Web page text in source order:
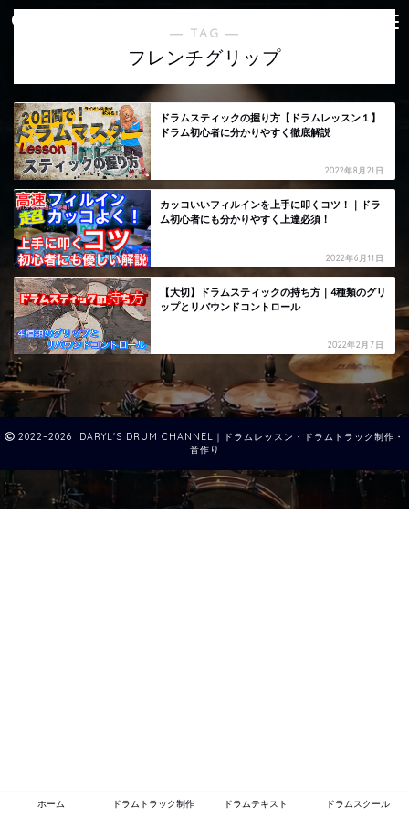
― TAG ―
フレンチグリップ
ドラムスティックの握り方【ドラムレッスン１】
ドラム初心者に分かりやすく徹底解説
2022年8月21日
カッコいいフィルインを上手に叩くコツ！｜ドラ
ム初心者にも分かりやすく上達必須！
2022年6月11日
【大切】ドラムスティックの持ち方｜4種類のグリ
ップとリバウンドコントロール
2022年2月7日
HOME タグ : フレンチグリップ
2022–2026 DARYL'S DRUM CHANNEL｜ドラムレッスン・ドラムトラック制作・
音作り
ホーム ドラムトラック制作 ドラムテキスト ドラムスクール